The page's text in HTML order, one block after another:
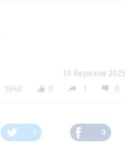
19 березня 2025
1040 0 1 0
1 0